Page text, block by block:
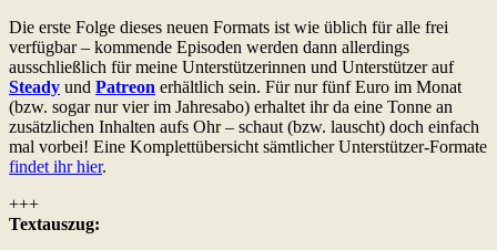
Die erste Folge dieses neuen Formats ist wie üblich für alle frei
verfügbar – kommende Episoden werden dann allerdings
ausschließlich für meine Unterstützerinnen und Unterstützer auf
Steady und Patreon erhältlich sein. Für nur fünf Euro im Monat
(bzw. sogar nur vier im Jahresabo) erhaltet ihr da eine Tonne an
zusätzlichen Inhalten aufs Ohr – schaut (bzw. lauscht) doch einfach
mal vorbei! Eine Komplettübersicht sämtlicher Unterstützer-Formate
findet ihr hier.
+++
Textauszug: